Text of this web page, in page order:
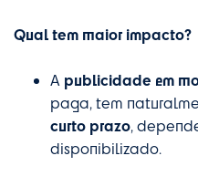
Qual tem maior impacto?
A publicidade em
paga, tem
curto prazo,
disponibilizado.